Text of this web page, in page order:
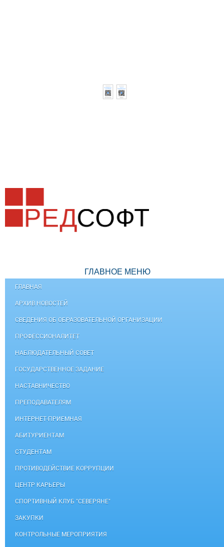
ГЛАВНОЕ МЕНЮ
ГЛАВНАЯ
АРХИВ НОВОСТЕЙ
СВЕДЕНИЯ ОБ ОБРАЗОВАТЕЛЬНОЙ ОРГАНИЗАЦИИ
ПРОФЕССИОНАЛИТЕТ
НАБЛЮДАТЕЛЬНЫЙ СОВЕТ
ГОСУДАРСТВЕННОЕ ЗАДАНИЕ
НАСТАВНИЧЕСТВО
ПРЕПОДАВАТЕЛЯМ
ИНТЕРНЕТ-ПРИЕМНАЯ
АБИТУРИЕНТАМ
СТУДЕНТАМ
ПРОТИВОДЕЙСТВИЕ КОРРУПЦИИ
ЦЕНТР КАРЬЕРЫ
СПОРТИВНЫЙ КЛУБ "СЕВЕРЯНЕ"
ЗАКУПКИ
КОНТРОЛЬНЫЕ МЕРОПРИЯТИЯ